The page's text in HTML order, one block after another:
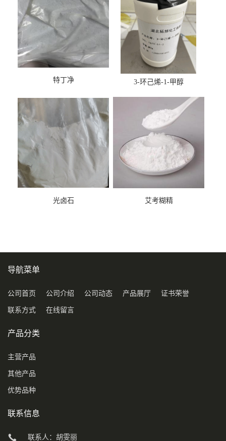
特丁净 3-环己烯-1-甲醇
光卤石 艾考糊精
导航菜单
公司首页 公司介绍 公司动态 产品展厅 证书荣誉
联系方式 在线留言
产品分类
主营产品
其他产品
优势品种
联系信息
联系人：胡雯丽